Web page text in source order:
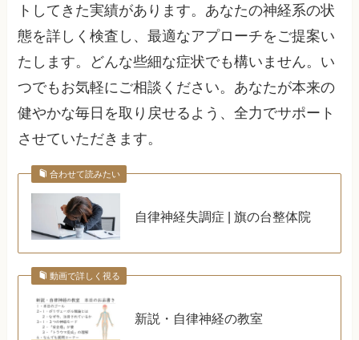
トしてきた実績があります。あなたの神経系の状
態を詳しく検査し、最適なアプローチをご提案い
たします。どんな些細な症状でも構いません。い
つでもお気軽にご相談ください。あなたが本来の
健やかな毎日を取り戻せるよう、全力でサポート
させていただきます。
合わせて読みたい
自律神経失調症 | 旗の台整体院
動画で詳しく視る
新説・自律神経の教室